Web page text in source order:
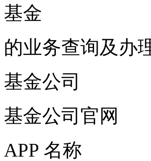
基金
的业务查询及办
基金公司
基金公司官网
APP 名称